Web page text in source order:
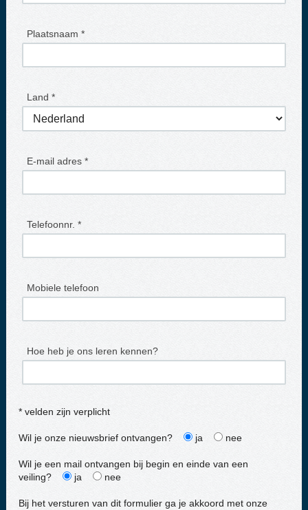
Plaatsnaam *
Land *
E-mail adres *
Telefoonnr. *
Mobiele telefoon
Hoe heb je ons leren kennen?
* velden zijn verplicht
Wil je onze nieuwsbrief ontvangen? ja nee
Wil je een mail ontvangen bij begin en einde van een
veiling?
ja nee
Bij het versturen van dit formulier ga je akkoord met onze